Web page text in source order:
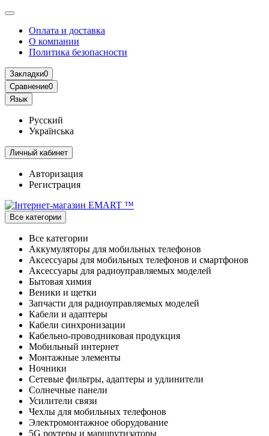
Оплата и доставка
О компании
Политика безопасности
Закладки0
Сравнение0
Язык
Русский
Українська
Личный кабинет
Авторизация
Регистрация
Все категории
Все категории
Аккумуляторы для мобильных телефонов
Аксессуары для мобильных телефонов и смартфонов
Аксессуары для радиоуправляемых моделей
Бытовая химия
Веники и щетки
Запчасти для радиоуправляемых моделей
Кабели и адаптеры
Кабели синхронизации
Кабельно-проводниковая продукция
Мобильный интернет
Монтажные элементы
Ночники
Сетевые фильтры, адаптеры и удлинители
Солнечные панели
Усилители связи
Чехлы для мобильных телефонов
Электромонтажное оборудование
5G роутеры и маршрутизаторы